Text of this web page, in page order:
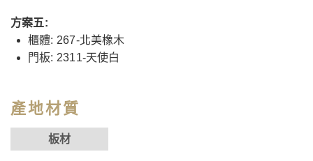
方案五:
櫃體: 267-北美橡木
門板: 2311-天使白
產地材質
板材